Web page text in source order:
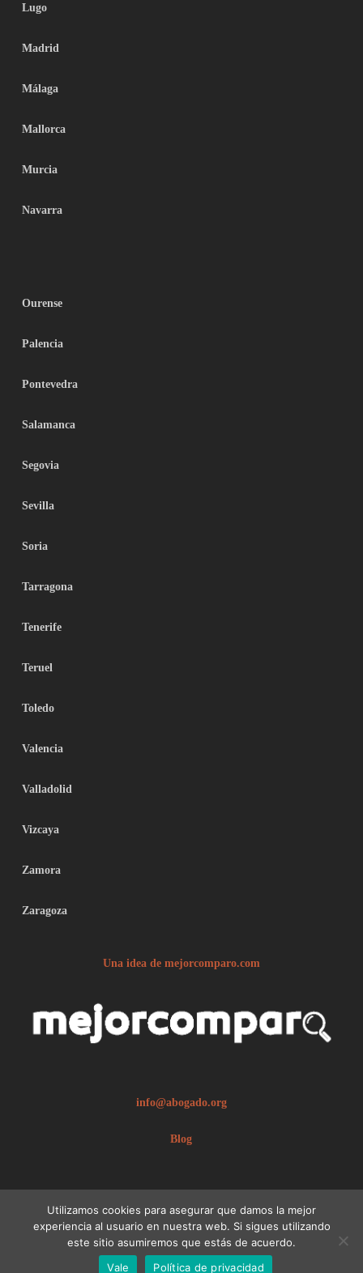
Lugo
Madrid
Málaga
Mallorca
Murcia
Navarra
Ourense
Palencia
Pontevedra
Salamanca
Segovia
Sevilla
Soria
Tarragona
Tenerife
Teruel
Toledo
Valencia
Valladolid
Vizcaya
Zamora
Zaragoza
Una idea de mejorcomparo.com
info@abogado.org
Blog
© 2026 abogado.org.Aviso legal
Utilizamos cookies para asegurar que damos la mejor
experiencia al usuario en nuestra web. Si sigues utilizando
este sitio asumiremos que estás de acuerdo.
Vale
Política de privacidad